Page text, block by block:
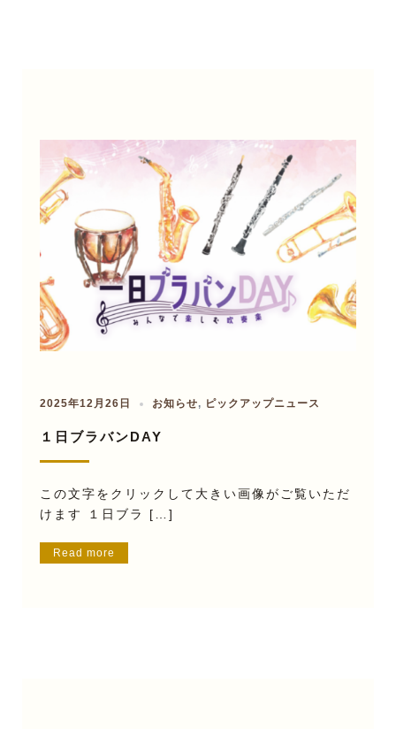
2025年12月26日 お知らせ, ピックアップニュース
１日ブラバンDAY
この文字をクリックして大きい画像がご覧いただ
けます １日ブラ […]
Read more